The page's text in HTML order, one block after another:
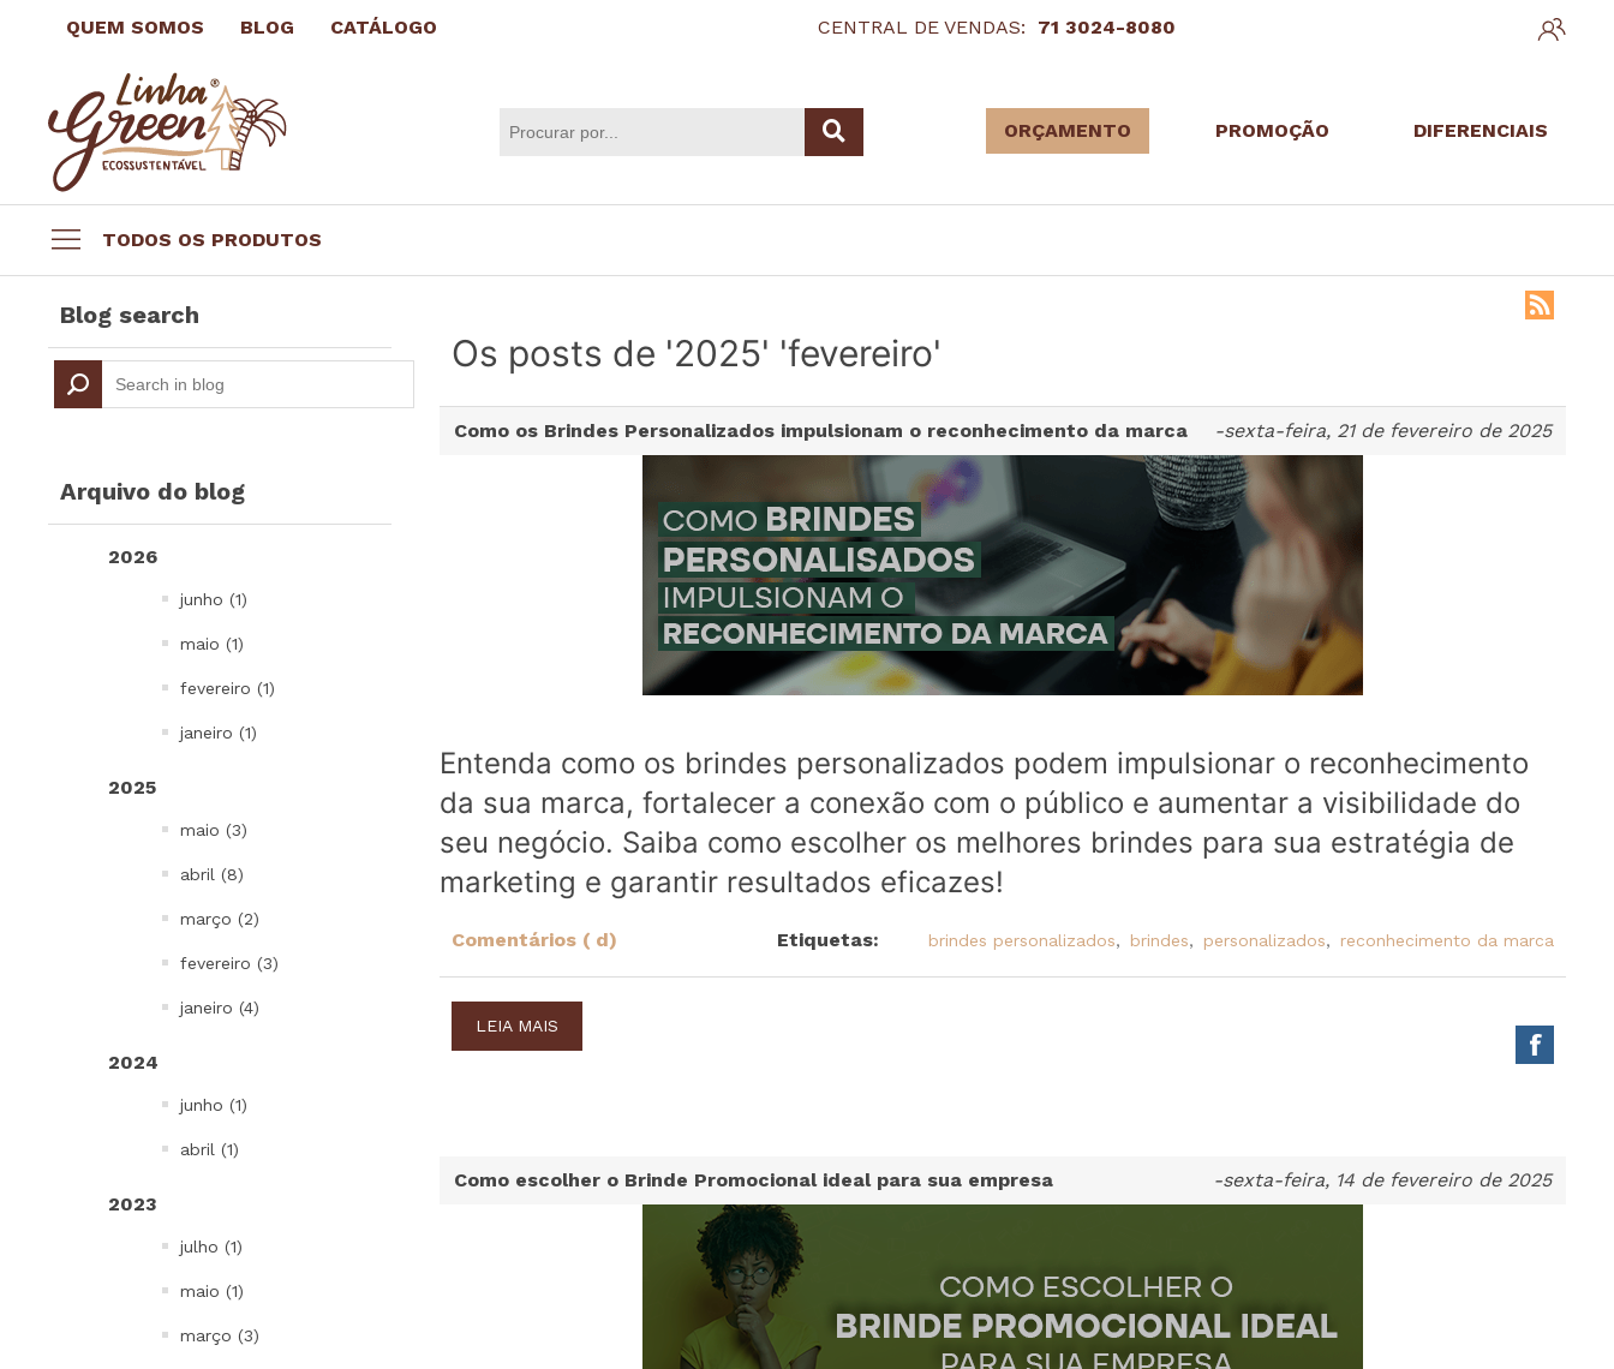
QUEM SOMOS BLOG CATÁLOGO CENTRAL DE VENDAS: 71 3024-8080
ORÇAMENTO PROMOÇÃO DIFERENCIAIS
TODOS OS PRODUTOS
Brindes por até R$3,99
Brindes Ecológicos
Copos e Taças
Squeeze Personalizado
Escritório
Bowls, Baldes e Potes
To go e Viagem
Cordões e Costurados
Blog search
Arquivo do blog
2026
junho (1)
maio (1)
fevereiro (1)
janeiro (1)
2025
maio (3)
abril (8)
março (2)
fevereiro (3)
janeiro (4)
2024
junho (1)
abril (1)
2023
julho (1)
maio (1)
março (3)
Os posts de '2025' 'fevereiro'
Como os Brindes Personalizados impulsionam o reconhecimento da marca -sexta-feira, 21 de fevereiro de 2025
Entenda como os brindes personalizados podem impulsionar o reconhecimento
da sua marca, fortalecer a conexão com o público e aumentar a visibilidade do
seu negócio. Saiba como escolher os melhores brindes para sua estratégia de
marketing e garantir resultados eficazes!
Etiquetas: brindes personalizados, brindes, personalizados, reconhecimento da marca
Comentários ( d)
LEIA MAIS
Como escolher o Brinde Promocional ideal para sua empresa -sexta-feira, 14 de fevereiro de 2025